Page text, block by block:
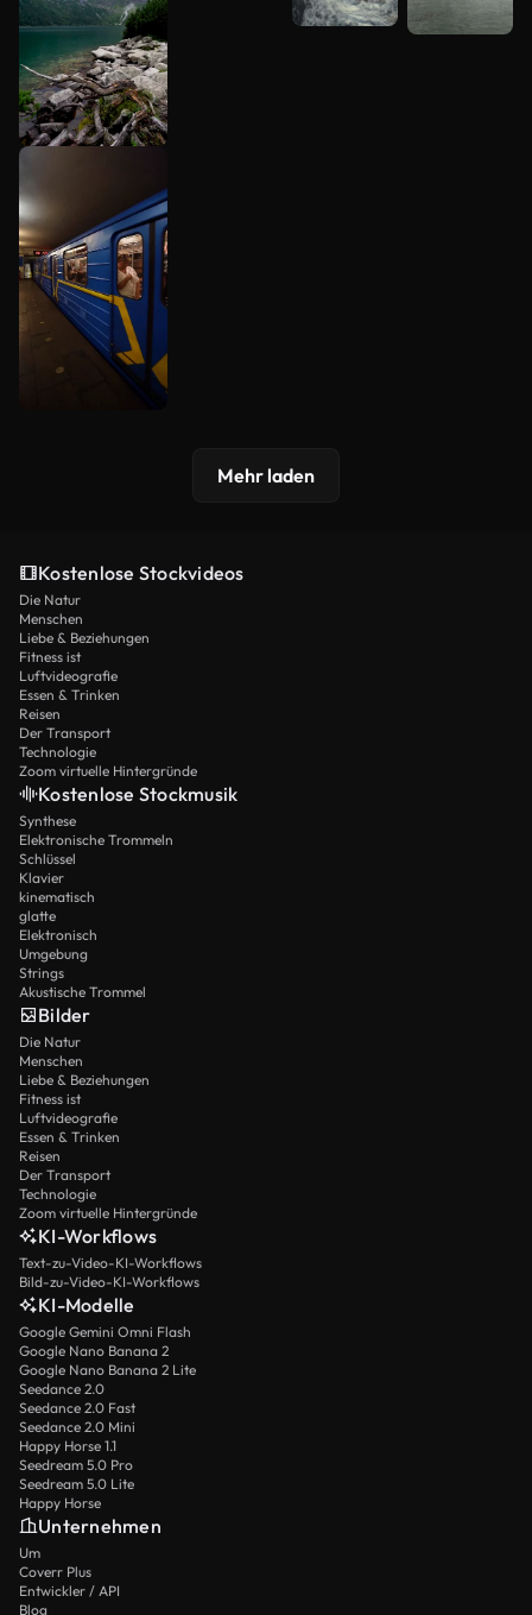
Mehr laden
Kostenlose Stockvideos
Die Natur
Menschen
Liebe & Beziehungen
Fitness ist
Luftvideografie
Essen & Trinken
Reisen
Der Transport
Technologie
Zoom virtuelle Hintergründe
Kostenlose Stockmusik
Synthese
Elektronische Trommeln
Schlüssel
Klavier
kinematisch
glatte
Elektronisch
Umgebung
Strings
Akustische Trommel
Bilder
Die Natur
Menschen
Liebe & Beziehungen
Fitness ist
Luftvideografie
Essen & Trinken
Reisen
Der Transport
Technologie
Zoom virtuelle Hintergründe
KI-Workflows
Text-zu-Video-KI-Workflows
Bild-zu-Video-KI-Workflows
KI-Modelle
Google Gemini Omni Flash
Google Nano Banana 2
Google Nano Banana 2 Lite
Seedance 2.0
Seedance 2.0 Fast
Seedance 2.0 Mini
Happy Horse 1.1
Seedream 5.0 Pro
Seedream 5.0 Lite
Happy Horse
Unternehmen
Um
Coverr Plus
Entwickler / API
Blog